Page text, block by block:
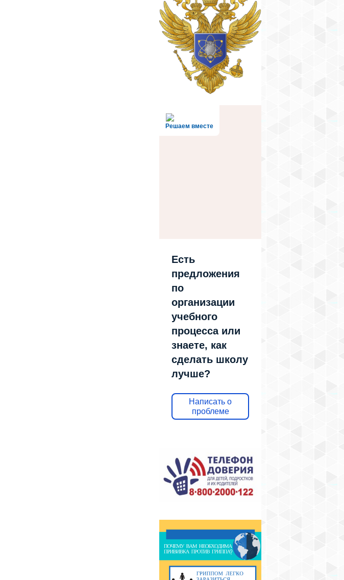
Решаем вместе
Есть
предложения
по
организации
учебного
процесса или
знаете, как
сделать школу
лучше?
Написать о
проблеме